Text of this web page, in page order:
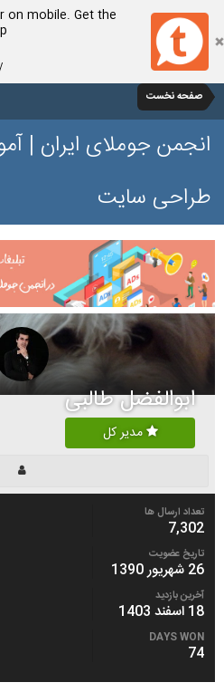
on mobile. Get the
صفحه نخست
انجمن جوملای ایران |
طراحی سایت
ابوالفضل طالبی
مدیر کل
تعداد ارسال ها
7,302
تاریخ عضویت
26 شهریور 1390
آخرین بازدید
18 اسفند 1403
DAYS WON
74